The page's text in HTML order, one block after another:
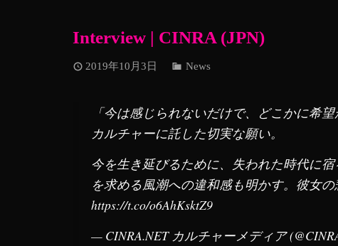
Interview | CINRA (JPN)
2019年10月3日 News
「今は感じられないだけで、どこかに希
カルチャーに託した切実な願い。
今を生き延びるために、失われた時代に
を求める風潮への違和感も明かす。彼女
https://t.co/o6AhKsktZ9
— CINRA.NET カルチャーメディア